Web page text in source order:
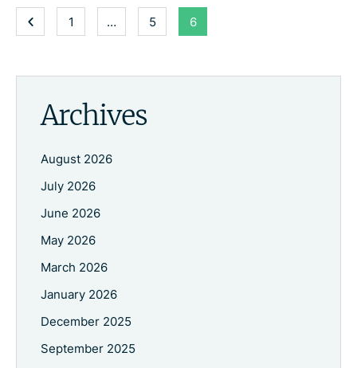
1 … 5 6
Archives
August 2026
July 2026
June 2026
May 2026
March 2026
January 2026
December 2025
September 2025